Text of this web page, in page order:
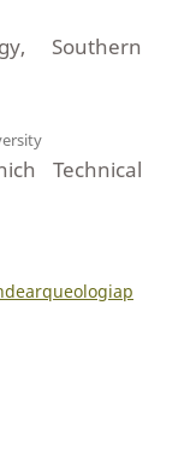
Southern
Technical